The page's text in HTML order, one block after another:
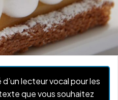
lecteur vocal pour les
que vous souhaitez